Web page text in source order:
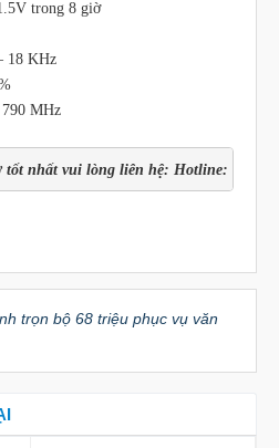
trong 8 giờ
18 KHz
MHz
tốt nhất vui lòng liên hệ: Hotline:
trọn bộ 68 triệu phục vụ văn